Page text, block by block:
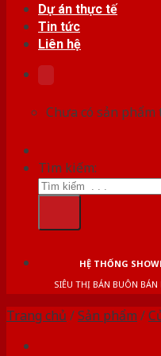
Dự án thực tế
Tin tức
Liên hệ
Chưa có sản
Tìm kiếm:
HỆ THỐNG
SIÊU THỊ BÁN BUÔN
Trang chủ /Sản phẩm /